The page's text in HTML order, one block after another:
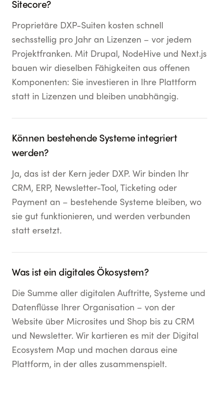
Sitecore?
Proprietäre DXP-Suiten kosten schnell
sechsstellig pro Jahr an Lizenzen – vor jedem
Projektfranken. Mit Drupal, NodeHive und Next.js
bauen wir dieselben Fähigkeiten aus offenen
Komponenten: Sie investieren in Ihre Plattform
statt in Lizenzen und bleiben unabhängig.
Können bestehende Systeme integriert
werden?
Ja, das ist der Kern jeder DXP. Wir binden Ihr
CRM, ERP, Newsletter-Tool, Ticketing oder
Payment an – bestehende Systeme bleiben, wo
sie gut funktionieren, und werden verbunden
statt ersetzt.
Was ist ein digitales Ökosystem?
Die Summe aller digitalen Auftritte, Systeme und
Datenflüsse Ihrer Organisation – von der
Website über Microsites und Shop bis zu CRM
und Newsletter. Wir kartieren es mit der Digital
Ecosystem Map und machen daraus eine
Plattform, in der alles zusammenspielt.